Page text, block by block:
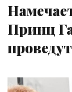
Принц